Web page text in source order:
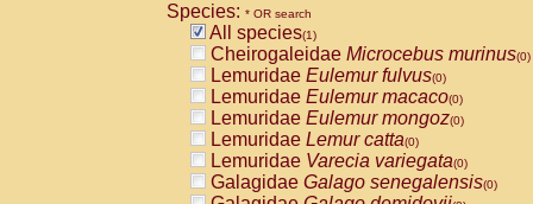
Species: * OR search
All species(1)
Cheirogaleidae Microcebus murinus(0)
Lemuridae Eulemur fulvus(0)
Lemuridae Eulemur macaco(0)
Lemuridae Eulemur mongoz(0)
Lemuridae Lemur catta(0)
Lemuridae Varecia variegata(0)
Galagidae Galago senegalensis(0)